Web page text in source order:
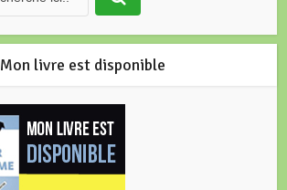
Mon livre est disponible